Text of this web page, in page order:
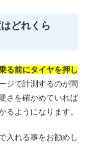
どれくら
る前にタイヤを押し
ジで計測するのが間
さを確かめていれば
るようになります。
入れる事をお勧めし